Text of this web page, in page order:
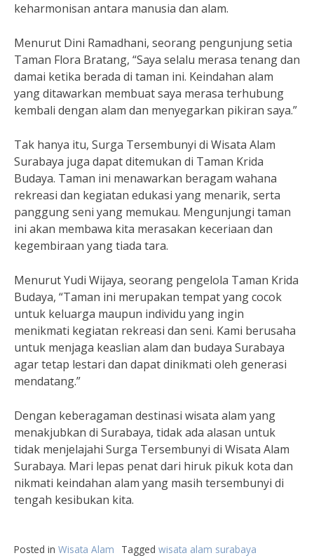
keharmonisan antara manusia dan alam.
Menurut Dini Ramadhani, seorang pengunjung setia
Taman Flora Bratang, “Saya selalu merasa tenang dan
damai ketika berada di taman ini. Keindahan alam
yang ditawarkan membuat saya merasa terhubung
kembali dengan alam dan menyegarkan pikiran saya.”
Tak hanya itu, Surga Tersembunyi di Wisata Alam
Surabaya juga dapat ditemukan di Taman Krida
Budaya. Taman ini menawarkan beragam wahana
rekreasi dan kegiatan edukasi yang menarik, serta
panggung seni yang memukau. Mengunjungi taman
ini akan membawa kita merasakan keceriaan dan
kegembiraan yang tiada tara.
Menurut Yudi Wijaya, seorang pengelola Taman Krida
Budaya, “Taman ini merupakan tempat yang cocok
untuk keluarga maupun individu yang ingin
menikmati kegiatan rekreasi dan seni. Kami berusaha
untuk menjaga keaslian alam dan budaya Surabaya
agar tetap lestari dan dapat dinikmati oleh generasi
mendatang.”
Dengan keberagaman destinasi wisata alam yang
menakjubkan di Surabaya, tidak ada alasan untuk
tidak menjelajahi Surga Tersembunyi di Wisata Alam
Surabaya. Mari lepas penat dari hiruk pikuk kota dan
nikmati keindahan alam yang masih tersembunyi di
tengah kesibukan kita.
Posted in Wisata Alam Tagged wisata alam surabaya